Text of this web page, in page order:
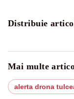
Distribuie
Mai multe
alerta drona